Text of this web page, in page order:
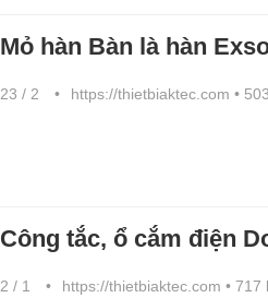
Mỏ hàn Bàn là hàn
23 / 2 https://thietbiaktec.com •
Công tắc, ổ cắm điện
2 / 1 https://thietbiaktec.com • 717